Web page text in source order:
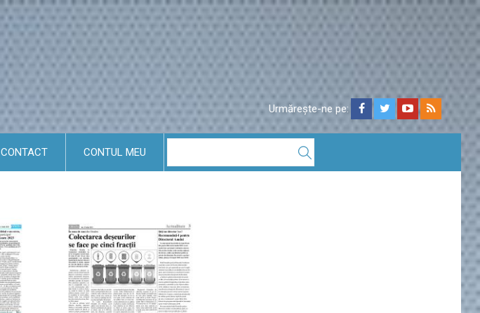
Urmărește-ne pe:
CONTACT CONTUL MEU